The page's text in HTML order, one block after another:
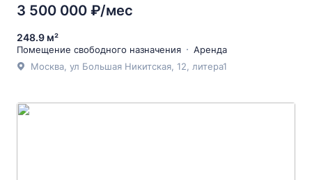
3 500 000 ₽/мес
248.9 м²
Помещение свободного назначения
Аренда
Москва, ул Большая Никитская, 12, литера1